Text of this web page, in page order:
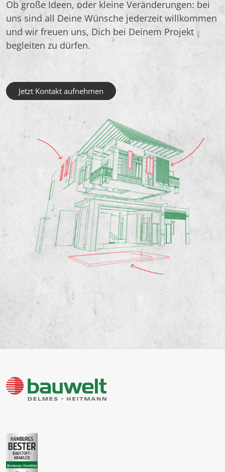
Ob große Ideen, oder kleine Veränderungen: bei
uns sind all Deine Wünsche jederzeit willkommen
und wir freuen uns, Dich bei Deinem Projekt
begleiten zu dürfen.
Jetzt Kontakt aufnehmen